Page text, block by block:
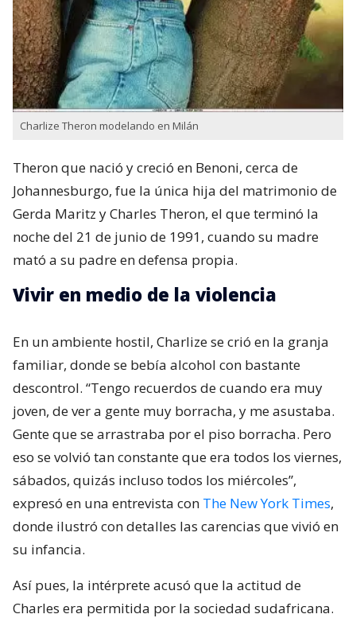
Charlize Theron modelando en Milán
Theron que nació y creció en Benoni,​ cerca de
Johannesburgo, fue la única hija del matrimonio de
Gerda Maritz​ y Charles Theron, el que terminó la
noche del 21 de junio de 1991, cuando su madre
mató a su padre en defensa propia.
Vivir en medio de la violencia
En un ambiente hostil, Charlize se crió en la granja
familiar, donde se bebía alcohol con bastante
descontrol. “Tengo recuerdos de cuando era muy
joven, de ver a gente muy borracha, y me asustaba.
Gente que se arrastraba por el piso borracha. Pero
eso se volvió tan constante que era todos los viernes,
sábados, quizás incluso todos los miércoles”,
expresó en una entrevista con The New York Times,
donde ilustró con detalles las carencias que vivió en
su infancia.
Así pues, la intérprete acusó que la actitud de
Charles era permitida por la sociedad sudafricana.